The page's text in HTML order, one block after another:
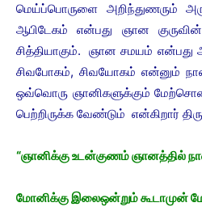
மெய்ப்பொருளை அறிந்துணரும்
ஆபிடேகம் என்பது ஞான
சித்தியாகும். ஞான சமயம் என்பது
சிவபோகம், சிவயோகம் என்னும்
ஒவ்வொரு ஞானிகளுக்கும்
பெற்றிருக்க வேண்டும் என்கிறார்
“ஞானிக்கு உடன்குணம் ஞானத்தில்
மோனிக்கு இலைஒன்றும் கூடாமுன்